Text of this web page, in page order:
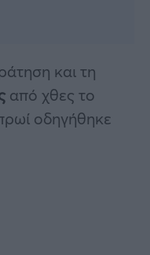
και τη
από χθες το
οδηγήθηκε